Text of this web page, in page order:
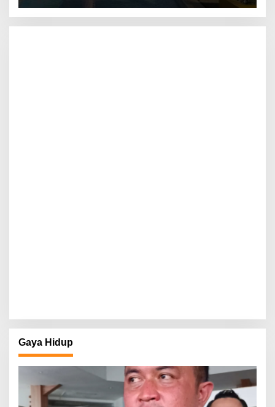
Gaya Hidup